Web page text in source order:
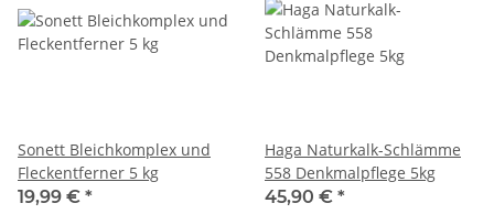
Sonett Bleichkomplex und
Fleckentferner 5 kg
19,99 € *
Haga Naturkalk-Schlämme
558 Denkmalpflege 5kg
45,90 € *